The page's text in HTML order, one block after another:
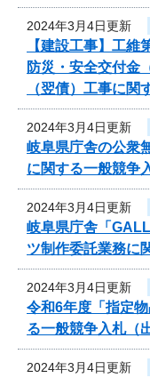
2024年3月4日更新
【建設工事】工
防災・安全交付金
（翌債）工事に関
2024年3月4日更新
岐阜県庁舎の公衆
に関する一般競争
2024年3月4日更新
岐阜県庁舎「
ツ制作委託業務に
2024年3月4日更新
令和6年度「指定
る一般競争入札（
2024年3月4日更新